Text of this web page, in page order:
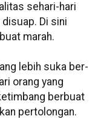
sehari-hari
Di sini
marah.
lebih suka ber-
orang yang
berbuat
pertolongan.